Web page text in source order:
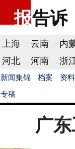
报告诉
上海 云南 内
河北
河南 浙
新闻集锦 档案 资料
专稿
广